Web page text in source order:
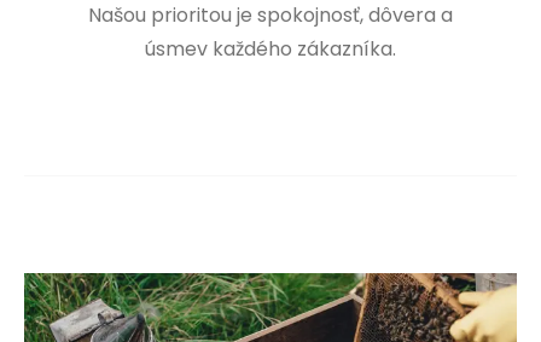
Našou prioritou je spokojnosť, dôvera a
úsmev každého zákazníka.